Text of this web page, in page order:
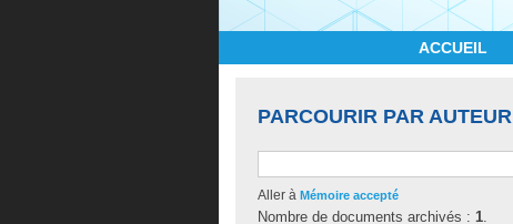
ACCUEIL
PARCOURIR PAR AUTEUR
Aller à Mémoire accepté
Nombre de documents archivés : 1.